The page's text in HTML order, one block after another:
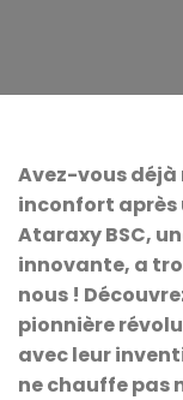
Avez-vous
inconfort après
Ataraxy BSC,
innovante, a
nous !
pionnière
avec leur
ne chauffe pas